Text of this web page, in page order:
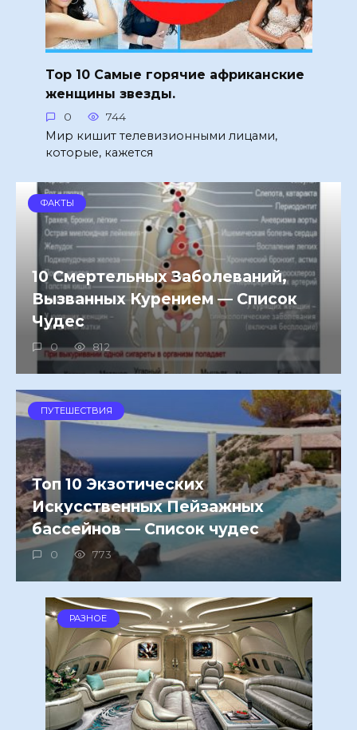
Top 10 Самые горячие африканские
женщины звезды.
0 744
Мир кишит телевизионными лицами,
которые, кажется
ФАКТЫ
10 Смертельных Заболеваний,
Вызванных Курением — Список
Чудес
0 812
ПУТЕШЕСТВИЯ
Топ 10 Экзотических
Искусственных Пейзажных
бассейнов — Список чудес
0 773
РАЗНОЕ